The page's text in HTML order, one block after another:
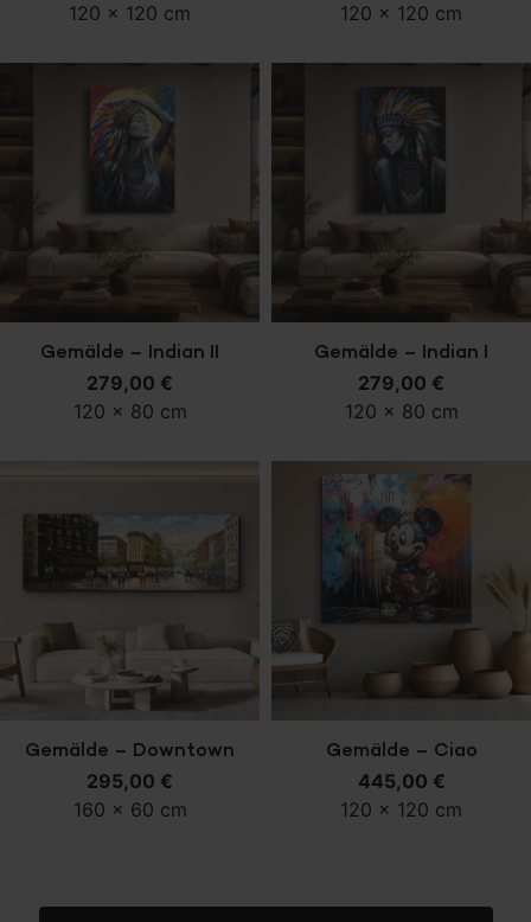
120 x 120 cm
120 x 120 cm
In den Warenkorb
Gemälde – Indian II
279,00 €
120 x 80 cm
In den Warenkorb
Gemälde – Indian I
279,00 €
120 x 80 cm
In den Warenkorb
Gemälde – Downtown
295,00 €
160 x 60 cm
In den Warenkorb
Gemälde – Ciao
445,00 €
120 x 120 cm